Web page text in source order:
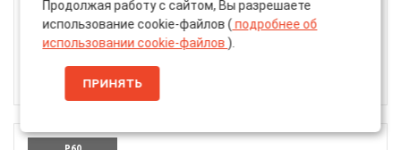
150 мм, 15 Отверстий, P40
Продолжая работу с сайтом, Вы разрешаете
использование cookie-файлов ( подробнее об
использовании cookie-файлов ).
ПРИНЯТЬ